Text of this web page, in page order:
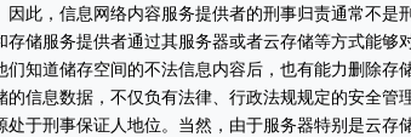
此，信息网络内容服务提供者的刑事归责通常不是
服务提供者通过其服务器或者云存储等方式能够
知道储存空间的不法信息内容后，也有能力删除存
的信息数据，不仅负有法律、行政法规规定的安全管
处于刑事保证人地位。当然，由于服务器特别是云存